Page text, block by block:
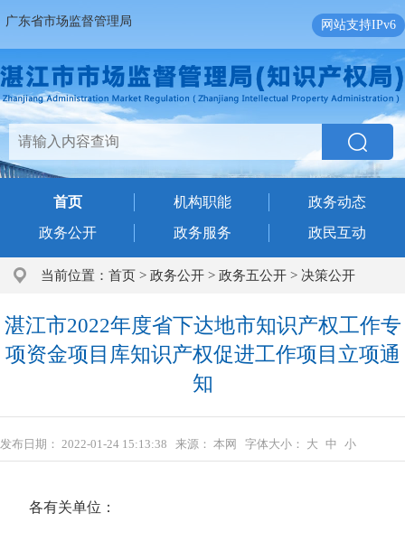
广东省市场监督管理局 网站支持IPv6
首页 机构职能
政务动态
政务公开
政务服务 政民互动
当前位置： 首页 > 政务公开 > 政务五公开 > 决策公开
湛江市2022年度省下达地市知识产权工作专
项资金项目库知识产权促进工作项目立项通
知
发布日期： 2022-01-24 15:13:38 来源： 本网 字体大小： 大 中 小
各有关单位：